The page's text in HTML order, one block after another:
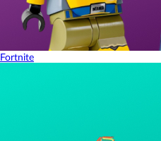
Fortnite